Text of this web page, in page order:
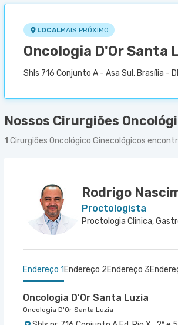
LOCALMAIS PRÓXIMO
Oncologia D'Or Santa
Shls 716 Conjunto A - Asa Sul, Brasília -
Nossos Cirurgiões
1 Cirurgiões Oncológico Ginecológicos
Rodrigo
Proctologista
Endereço 1 Endereço 2Endereço 3
Oncologia D'Or Santa Luzia
Oncologia D'Or Santa Luzia